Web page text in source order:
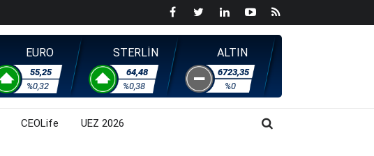
EURO
55,25
%0,32
STERLİN
64,48
%0,38
ALTIN
6723,35
%0
CEOLife UEZ 2026